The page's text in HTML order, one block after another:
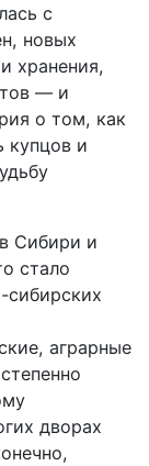
с
новых
хранения,
— и
о том, как
купцов и
Сибири и
стало
сибирских
аграрные
дворах